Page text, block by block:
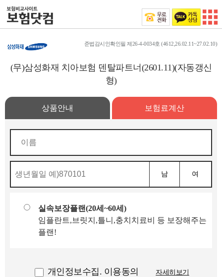
준법감시인확인필 제26-4-0034호 (4612,26.02.11~27.02.10)
(무)삼성화재 치아보험 덴탈파트너(2601.11)(자동갱신
형)
상품안내 보험료계산
남 여
실속보장플랜(20세~60세)
임플란트,브릿지,틀니,충치치료비 등 보장해주는
플랜!
개인정보수집. 이용동의 자세히보기